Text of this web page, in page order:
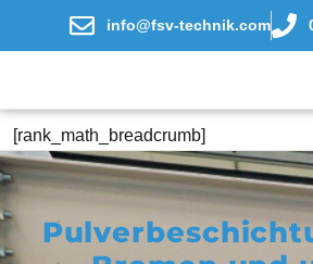
info@fsv-technik.com
[rank_math_breadcrumb]